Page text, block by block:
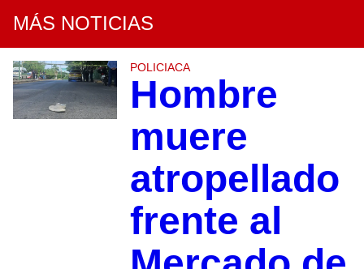
MÁS NOTICIAS
POLICIACA
Hombre
muere
atropellado
frente al